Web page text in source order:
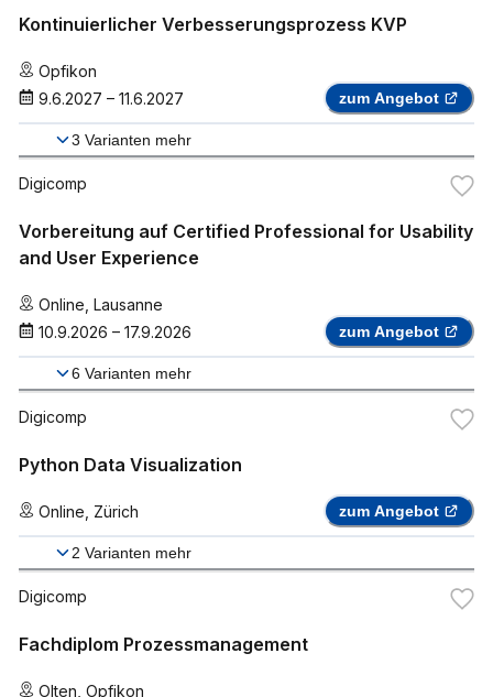
Kontinuierlicher Verbesserungsprozess KVP
Opfikon
9.6.2027 – 11.6.2027 zum Angebot
3 Varianten mehr
Digicomp
Vorbereitung auf Certified Professional for Usability
and User Experience
Online Lausanne
10.9.2026 – 17.9.2026 zum Angebot
6 Varianten mehr
Digicomp
Python Data Visualization
Online Zürich zum Angebot
2 Varianten mehr
Digicomp
Fachdiplom Prozessmanagement
Olten Opfikon